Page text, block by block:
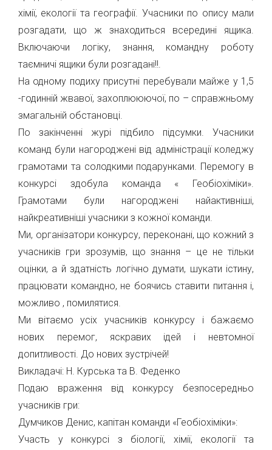
хімії, екології та географії. Учасники по опису мали
розгадати, що ж знаходиться всередині ящика.
Включаючи логіку, знання, командну роботу
таємничі ящики були розгадані!!.
На одному подиху присутні перебували майже у 1,5
-годинній жвавої, захоплююючої, по – справжньому
змагальній обстановці.
По закінченні журі підбило підсумки. Учасники
команд були нагороджені від адміністрації коледжу
грамотами та солодкими подарунками. Перемогу в
конкурсі здобула команда « Геобіохіміки».
Грамотами були нагороджені найактивніші,
найкреативніші учасники з кожної команди.
Ми, організатори конкурсу, переконані, що кожний з
учасників гри зрозумів, що знання – це не тільки
оцінки, а й здатність логічно думати, шукати істину,
працювати командно, не боячись ставити питання і,
можливо , помилятися.
Ми вітаємо усіх учасників конкурсу і бажаємо
нових перемог, яскравих ідей і невтомної
допитливості. До нових зустрічей!
Викладачі: Н. Курська та В. Феденко
Подаю враження від конкурсу безпосередньо
учасників гри:
Думчиков Денис, капітан команди «Геобіохіміки»:
Участь у конкурсі з біології, хімії, екології та